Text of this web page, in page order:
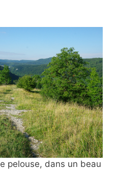
pelouse, dans un beau